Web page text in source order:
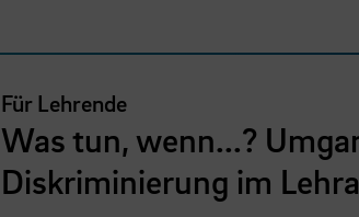
Für Lehrende
Was tun, wenn...?
Diskriminierung im